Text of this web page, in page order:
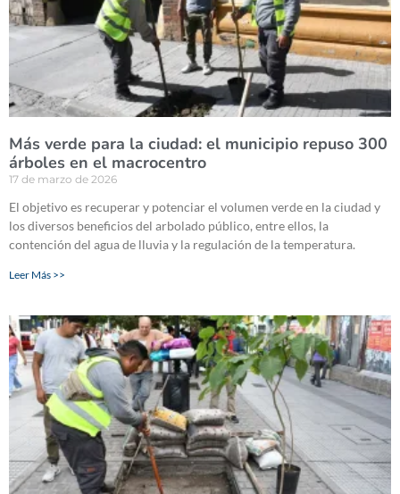
Más verde para la ciudad: el municipio repuso 300
árboles en el macrocentro
17 de marzo de 2026
El objetivo es recuperar y potenciar el volumen verde en la ciudad y
los diversos beneficios del arbolado público, entre ellos, la
contención del agua de lluvia y la regulación de la temperatura.
Leer Más >>